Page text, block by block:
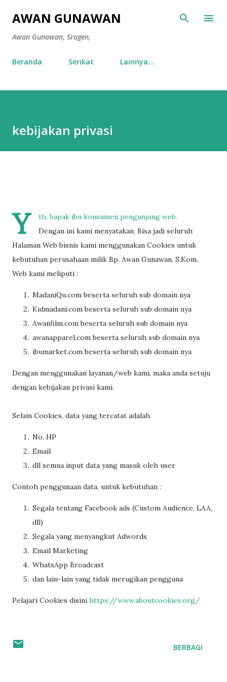
Langsung ke konten utama
AWAN GUNAWAN
Awan Gunawan, Sragen,
Beranda Serikat Lainnya…
kebijakan privasi
Y
th, bapak ibu konsumen pengunjung web.
Dengan ini kami menyatakan, Bisa jadi seluruh
Halaman Web bisnis kami menggunakan Cookies untuk
kebutuhan perusahaan milik Bp. Awan Gunawan, S.Kom.
Web kami meliputi :
MadaniQu.com beserta seluruh sub domain nya
Kidmadani.com beserta seluruh sub domain nya
Awanfilm.com beserta seluruh sub domain nya
awanapparel.com beserta seluruh sub domain nya
ibumarket.com beserta seluruh sub domain nya
Dengan menggunakan layanan/web kami, maka anda setuju
dengan kebijakan privasi kami.
Selain Cookies, data yang tercatat adalah
No. HP
Email
dll semua input data yang masuk oleh user
Contoh penggunaan data, untuk kebutuhan :
Segala tentang Facebook ads (Custom Audience, LAA,
dll)
Segala yang menyangkut Adwords
Email Marketing
WhatsApp Broadcast
dan lain-lain yang tidak merugikan pengguna
Pelajari Cookies disini https://www.aboutcookies.org/
BERBAGI